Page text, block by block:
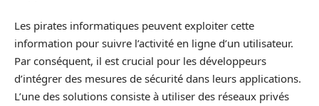
Les pirates informatiques peuvent exploiter cette
information pour suivre l’activité en ligne d’un utilisateur.
Par conséquent, il est crucial pour les développeurs
d’intégrer des mesures de sécurité dans leurs applications.
L’une des solutions consiste à utiliser des réseaux privés